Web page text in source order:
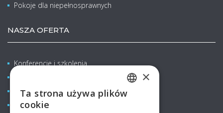
Pokoje dla niepełnosprawnych
NASZA OFERTA
Konferencje i szkolenia
Rodzinne pobyty z dziećmi
Restauracje & Bary
×
Ta strona używa plików
cookie